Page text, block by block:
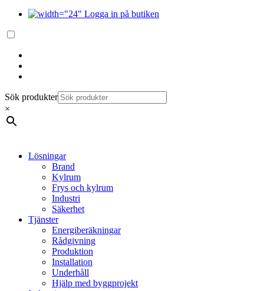
Logga in på butiken
Sök produkter
×
Lösningar
Brand
Kylrum
Frys och kylrum
Industri
Säkerhet
Tjänster
Energiberäkningar
Rådgivning
Produktion
Installation
Underhåll
Hjälp med byggprojekt